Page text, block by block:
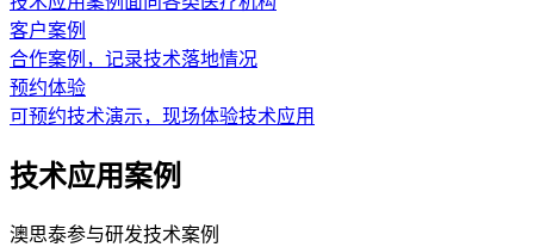
客户案例
合作案例，记录技术落地情况
预约体验
可预约技术演示，现场体验技术应用
技术应用案例
澳思泰参与研发技术案例